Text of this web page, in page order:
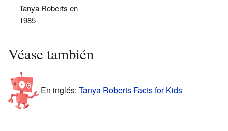
Tanya Roberts en
1985
Véase también
En inglés: Tanya Roberts Facts for Kids